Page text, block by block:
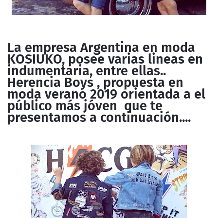
La empresa Argentina en moda
KOSIUKO, posee varias lineas en
indumentaria, entre ellas..
Herencia Boys , propuesta en
moda verano 2019 orientada a el
público más jóven que te
presentamos a continuación....